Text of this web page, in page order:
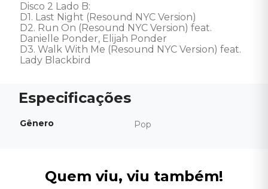
Disco 2 Lado B:
D1. Last Night (Resound NYC Version)
D2. Run On (Resound NYC Version) feat.
Danielle Ponder, Elijah Ponder
D3. Walk With Me (Resound NYC Version) feat.
Lady Blackbird
Gênero Pop
Quem viu, viu também!